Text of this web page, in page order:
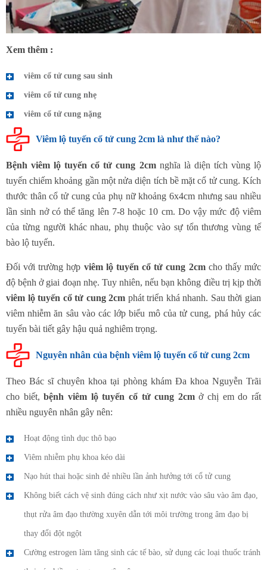
Xem thêm :
viêm cổ tử cung sau sinh
viêm cổ tử cung nhẹ
viêm cổ tử cung nặng
Viêm lộ tuyến cổ tử cung 2cm là như thế nào?
Bệnh viêm lộ tuyến cổ tử cung 2cmnghĩa là diện tích vùng lộ
tuyến chiếm khoảng gần một nửa diện tích bề mặt cổ tử cung. Kích
thước thân cổ tử cung của phụ nữ khoảng 6x4cm nhưng sau nhiều
lần sinh nở có thể tăng lên 7-8 hoặc 10 cm. Do vậy mức độ viêm
của từng người khác nhau, phụ thuộc vào sự tổn thương vùng tế
bào lộ tuyến.
Đối với trường hợp viêm lộ tuyến cổ tử cung 2cmcho thấy mức
độ bệnh ở giai đoạn nhẹ. Tuy nhiên, nếu bạn không điều trị kịp thời
viêm lộ tuyến cổ tử cung 2cm phát triển khá nhanh. Sau thời gian
viêm nhiễm ăn sâu vào các lớp biểu mô của tử cung, phá hủy các
tuyến bài tiết gây hậu quả nghiêm trọng.
Nguyên nhân của bệnh viêm lộ tuyến cổ tử cung 2cm
Theo Bác sĩ chuyên khoa tại phòng khám Đa khoa Nguyễn Trãi
cho biết,bệnh viêm lộ tuyến cổ tử cung 2cmở chị em do rất
nhiều nguyên nhân gây nên:
Hoạt động tình dục thô bạo
Viêm nhiễm phụ khoa kéo dài
Nạo hút thai hoặc sinh đẻ nhiều lần ảnh hưởng tới cổ tử cung
Không biết cách vệ sinh đúng cách như xịt nước vào sâu vào âm đạo,
thụt rửa âm đạo thường xuyên dẫn tới môi trường trong âm đạo bị
thay đổi đột ngột
Cường estrogen làm tăng sinh các tế bào, sử dụng các loại thuốc tránh